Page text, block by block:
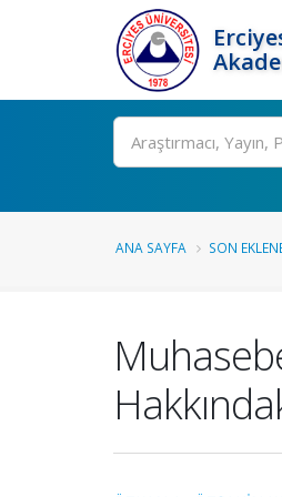
Ara
ANA SAYFA SON